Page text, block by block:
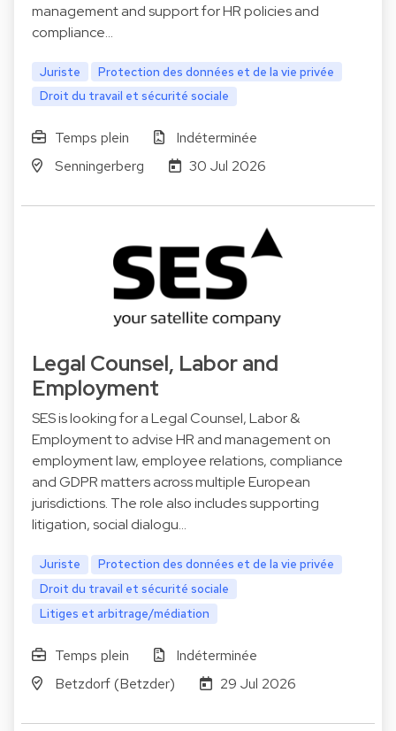
management and support for HR policies and
compliance…
Juriste
Protection des données et de la vie privée
Droit du travail et sécurité sociale
Temps plein
Indéterminée
Senningerberg
30 Jul 2026
Legal Counsel, Labor and
Employment
SES is looking for a Legal Counsel, Labor &
Employment to advise HR and management on
employment law, employee relations, compliance
and GDPR matters across multiple European
jurisdictions. The role also includes supporting
litigation, social dialogu…
Juriste
Protection des données et de la vie privée
Droit du travail et sécurité sociale
Litiges et arbitrage/médiation
Temps plein
Indéterminée
Betzdorf (Betzder)
29 Jul 2026